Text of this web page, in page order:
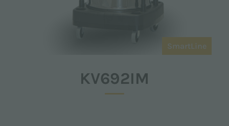
SmartLine
KV692IM